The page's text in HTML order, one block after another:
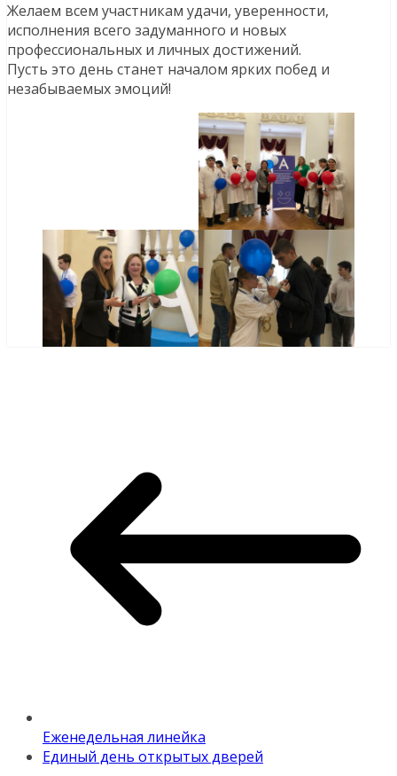
Желаем всем участникам удачи, уверенности,
исполнения всего задуманного и новых
профессиональных и личных достижений.
Пусть это день станет началом ярких побед и
незабываемых эмоций!
Еженедельная линейка
Единый день открытых дверей